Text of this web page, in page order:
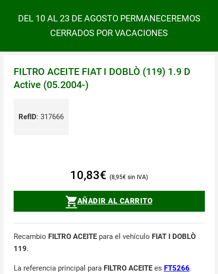
DEL 10 AL 23 DE AGOSTO PERMANECEREMOS
CERRADOS POR VACACIONES
FILTRO ACEITE FIAT I DOBLÒ (119) 1.9 D
Active (05.2004-)
RefID: 317666
10,83€ 8,95€
AÑADIR AL CARRITO
Recambio FILTRO ACEITEpara el vehículo FIAT I DOBLÒ
119.
La referencia principal para FILTRO ACEITEes FT5266.